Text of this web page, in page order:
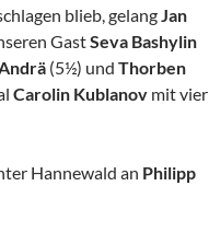
blieb, gelangJan
GastSeva Bashylin
(5½) und Thorben
Carolin Kublanov mit vier
Hannewald an Philipp